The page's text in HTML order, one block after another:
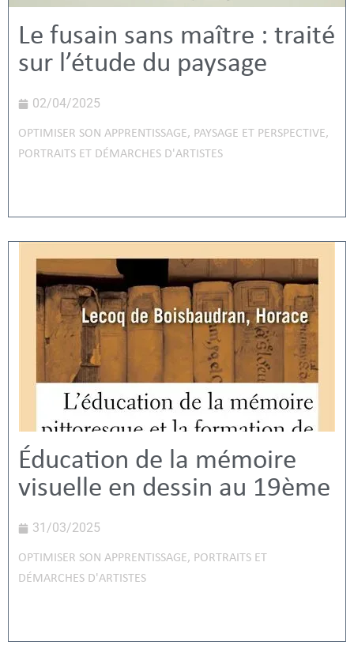
Le fusain sans maître : traité
sur l’étude du paysage
02/04/2025
OPTIMISER SON APPRENTISSAGE, PAYSAGE ET PERSPECTIVE,
PORTRAITS ET DÉMARCHES D'ARTISTES
Éducation de la mémoire
visuelle en dessin au 19ème
31/03/2025
OPTIMISER SON APPRENTISSAGE, PORTRAITS ET
DÉMARCHES D'ARTISTES